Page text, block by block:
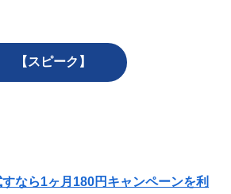
【スピーク】
なら1ヶ月180円キャンペーンを利